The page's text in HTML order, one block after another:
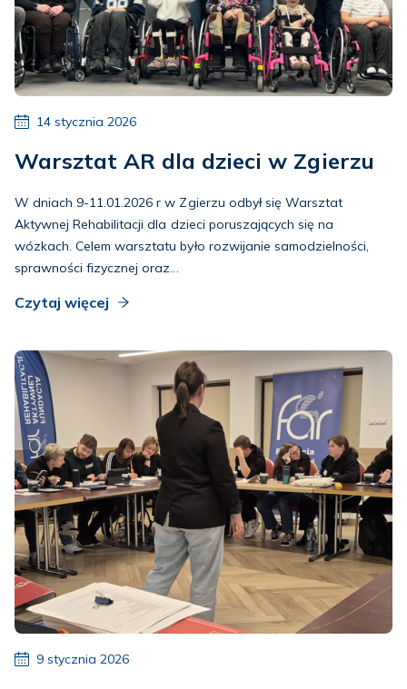
14 stycznia 2026
Warsztat AR dla dzieci w Zgierzu
W dniach 9-11.01.2026 r w Zgierzu odbył się Warsztat
Aktywnej Rehabilitacji dla dzieci poruszających się na
wózkach. Celem warsztatu było rozwijanie samodzielności,
sprawności fizycznej oraz...
Czytaj więcej
9 stycznia 2026